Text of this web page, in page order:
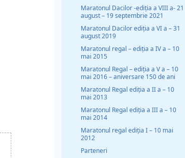
Maratonul Dacilor -ediția a VIII a- 21
august – 19 septembrie 2021
Maratonul Dacilor ediția a VI a – 31
august 2019
Maratonul regal – ediția a IV a – 10
mai 2015
Maratonul Regal – ediția a V a – 10
mai 2016 – aniversare 150 de ani
Maratonul Regal ediția a II a – 10
mai 2013
Maratonul Regal ediția a III a – 10
mai 2014
Maratonul regal ediția I – 10 mai
2012
Parteneri